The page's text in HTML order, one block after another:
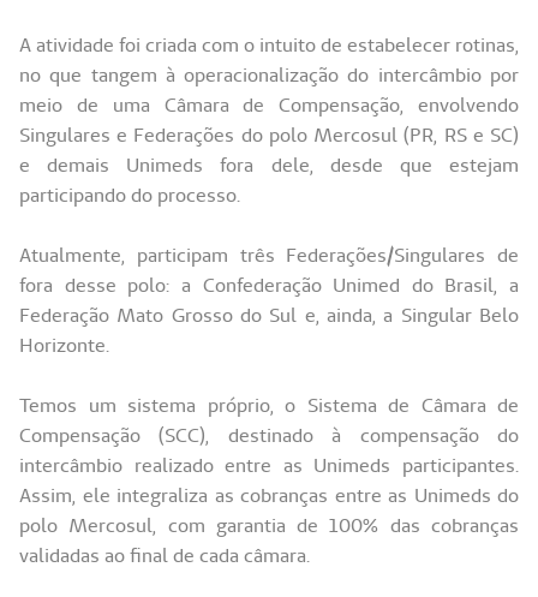
A atividade foi criada com o intuito de estabelecer rotinas,
no que tangem à operacionalização do intercâmbio por
meio de uma Câmara de Compensação, envolvendo
Singulares e Federações do polo Mercosul (PR, RS e SC)
e demais Unimeds fora dele, desde que estejam
participando do processo.
Atualmente, participam três Federações/Singulares de
fora desse polo: a Confederação Unimed do Brasil, a
Federação Mato Grosso do Sul e, ainda, a Singular Belo
Horizonte.
Temos um sistema próprio, o Sistema de Câmara de
Compensação (SCC), destinado à compensação do
intercâmbio realizado entre as Unimeds participantes.
Assim, ele integraliza as cobranças entre as Unimeds do
polo Mercosul, com garantia de 100% das cobranças
validadas ao final de cada câmara.